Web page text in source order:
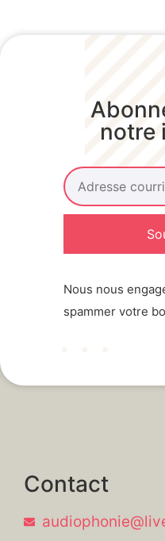
notre
Nous nous
spammer votre
Contact